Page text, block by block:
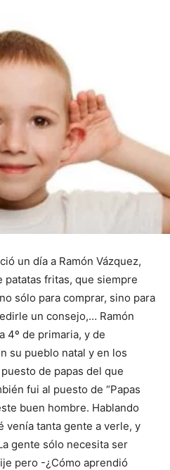
un día a Ramón Vázquez,
patatas fritas, que siempre
sólo para comprar, sino para
un consejo,… Ramón
4º de primaria, y de
su pueblo natal y en los
de papas del que
fui al puesto de “Papas
buen hombre. Hablando
venía tanta gente a verle, y
gente sólo necesita ser
pero -¿Cómo aprendió